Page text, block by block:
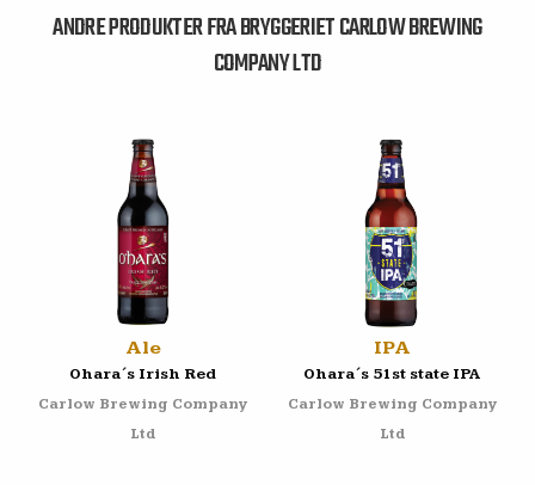
ANDRE PRODUKTER FRA BRYGGERIET CARLOW BREWING
COMPANY LTD
Ale
Ohara´s Irish Red
Carlow Brewing Company
Ltd
IPA
Ohara´s 51st state IPA
Carlow Brewing Company
Ltd